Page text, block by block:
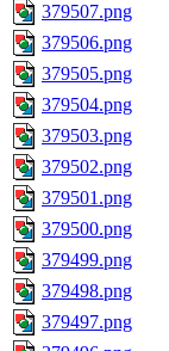
379507.png
379506.png
379505.png
379504.png
379503.png
379502.png
379501.png
379500.png
379499.png
379498.png
379497.png